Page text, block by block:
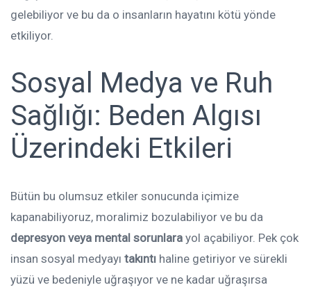
gelebiliyor ve bu da o insanların hayatını kötü yönde
etkiliyor.
Sosyal Medya ve Ruh
Sağlığı: Beden Algısı
Üzerindeki Etkileri
Bütün bu olumsuz etkiler sonucunda içimize
kapanabiliyoruz, moralimiz bozulabiliyor ve bu da
depresyon veya mental sorunlara yol açabiliyor. Pek çok
insan sosyal medyayı takıntı haline getiriyor ve sürekli
yüzü ve bedeniyle uğraşıyor ve ne kadar uğraşırsa